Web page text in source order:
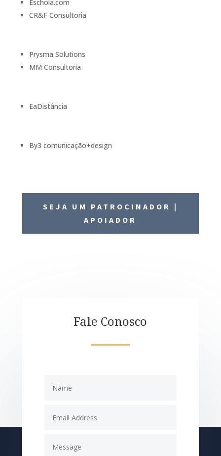
Eschola.com
CR&F Consultoria
Prysma Solutions
MM Consultoria
EaDistância
By3 comunicação+design
SEJA UM PATROCINADOR |
APOIADOR
Fale Conosco